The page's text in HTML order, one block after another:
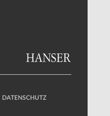
DATENSCHUTZ